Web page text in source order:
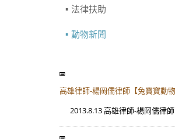
法律扶助
動物新聞
高雄律師-楊岡儒律師【兔寶寶動
2013.8.13 高雄律師-楊岡儒律